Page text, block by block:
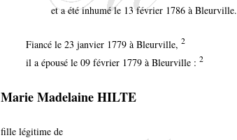
et a été inhumé le 13 février 1786 à Bleurville.
Fiancé le 23 janvier 1779 à Bleurville, 2
il a épousé le 09 février 1779 à Bleurville : 2
Marie Madelaine HILTE
fille légitime de